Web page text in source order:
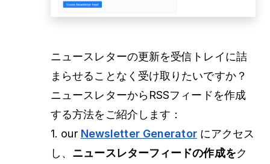
ニュースレターの更新を受信トレイに詰
まらせることなく受け取りたいですか？
ニュースレターからRSSフィードを作成
する方法をご紹介します：
1. our Newsletter Generator にアクセス
し、 ニュースレターフィードの作成をク